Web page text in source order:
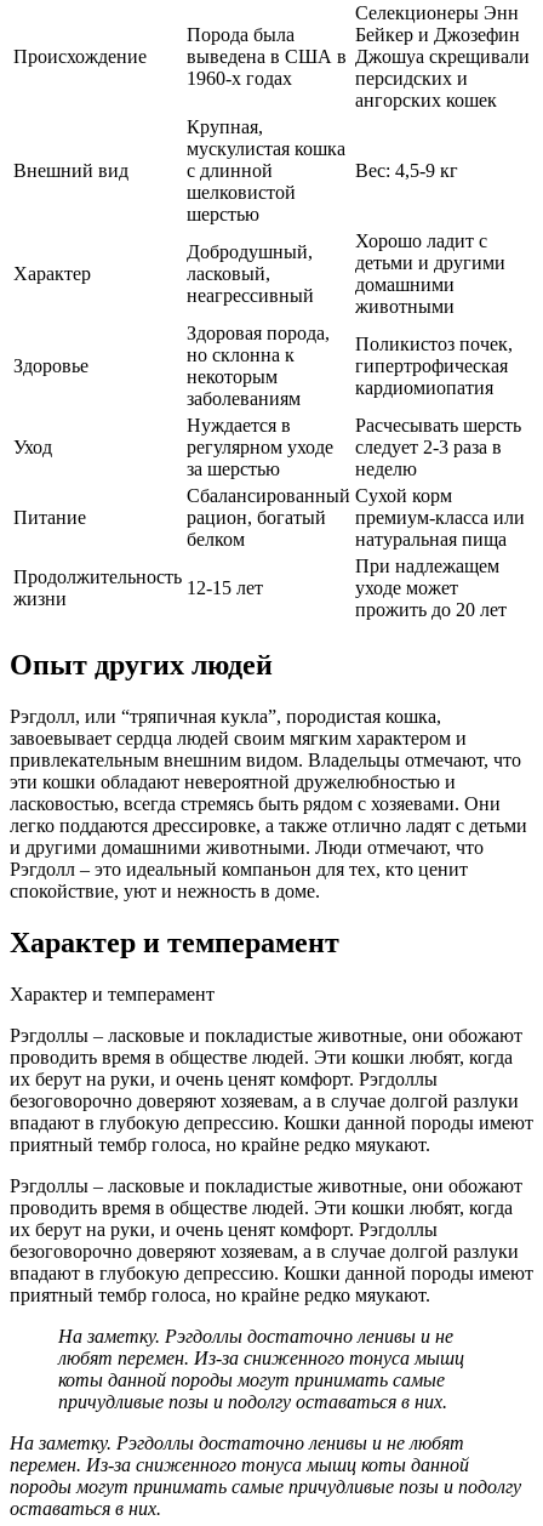
Происхождение
Порода была
выведена в США в
1960-х годах
Селекционеры Энн
Бейкер и Джозефин
Джошуа скрещивали
персидских и
ангорских кошек
Внешний вид
Крупная,
мускулистая кошка
с длинной
шелковистой
шерстью
Вес: 4,5-9 кг
Характер
Добродушный,
ласковый,
неагрессивный
Хорошо ладит с
детьми и другими
домашними
животными
Здоровье
Здоровая порода,
но склонна к
некоторым
заболеваниям
Поликистоз почек,
гипертрофическая
кардиомиопатия
Уход
Нуждается в
регулярном уходе
за шерстью
Расчесывать шерсть
следует 2-3 раза в
неделю
Питание
Сбалансированный
рацион, богатый
белком
Сухой корм
премиум-класса или
натуральная пища
Продолжительность
жизни
12-15 лет
При надлежащем
уходе может
прожить до 20 лет
Опыт других людей
Рэгдолл, или “тряпичная кукла”, породистая кошка,
завоевывает сердца людей своим мягким характером и
привлекательным внешним видом. Владельцы отмечают, что
эти кошки обладают невероятной дружелюбностью и
ласковостью, всегда стремясь быть рядом с хозяевами. Они
легко поддаются дрессировке, а также отлично ладят с детьми
и другими домашними животными. Люди отмечают, что
Рэгдолл – это идеальный компаньон для тех, кто ценит
спокойствие, уют и нежность в доме.
Характер и темперамент
Характер и темперамент
Рэгдоллы – ласковые и покладистые животные, они обожают
проводить время в обществе людей. Эти кошки любят, когда
их берут на руки, и очень ценят комфорт. Рэгдоллы
безоговорочно доверяют хозяевам, а в случае долгой разлуки
впадают в глубокую депрессию. Кошки данной породы имеют
приятный тембр голоса, но крайне редко мяукают.
Рэгдоллы – ласковые и покладистые животные, они обожают
проводить время в обществе людей. Эти кошки любят, когда
их берут на руки, и очень ценят комфорт. Рэгдоллы
безоговорочно доверяют хозяевам, а в случае долгой разлуки
впадают в глубокую депрессию. Кошки данной породы имеют
приятный тембр голоса, но крайне редко мяукают.
На заметку. Рэгдоллы достаточно ленивы и не
любят перемен. Из-за сниженного тонуса мышц
коты данной породы могут принимать самые
причудливые позы и подолгу оставаться в них.
На заметку. Рэгдоллы достаточно ленивы и не любят
перемен. Из-за сниженного тонуса мышц коты данной
породы могут принимать самые причудливые позы и подолгу
оставаться в них.